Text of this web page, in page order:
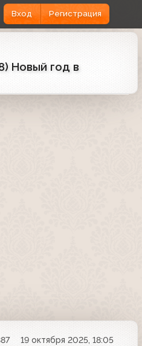
Вход Регистрация
Новый год в
19 октября 2025, 18:05